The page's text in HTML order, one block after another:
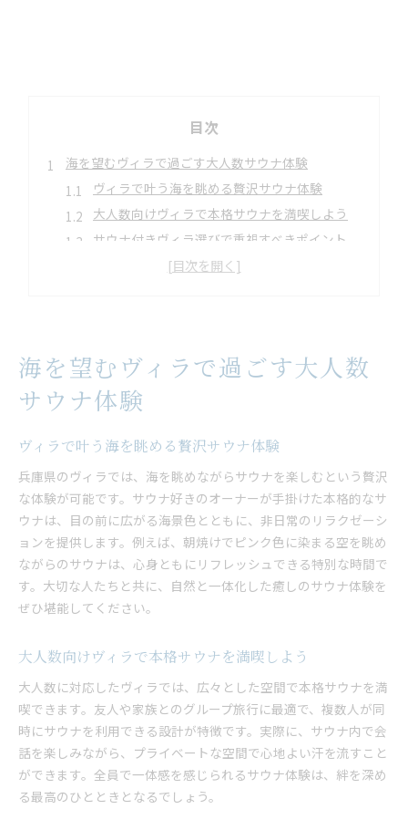
目次
海を望むヴィラで過ごす大人数サウナ体験
ヴィラで叶う海を眺める贅沢サウナ体験
大人数向けヴィラで本格サウナを満喫しよう
サウナ付きヴィラ選びで重視すべきポイント
関西のヴィラで楽しむサウナとバーベキュー
ヴィラで大人数バーベキューを楽しむコツ
サウナ付きヴィラで非日常バーベキュー体験
兵庫県の大人数向けヴィラの魅力を探る
サウナ付きプライベートヴィラでゆったり休日
グランピング気分でヴィラバーベキュー満喫
グループ旅行ならヴィラのサウナ付き滞在が最適
大人数旅行に最適なヴィラのサウナ設備
プライベートヴィラでリラックス体験を共有
関西のサウナ付きグランピングも注目
ヴィラで味わう非日常のサウナリトリート
サウナ付きヴィラで味わう非日常のリトリート
心と身体を癒すヴィラのサウナ時間
サウナ付きグランピングで贅沢な休息を
インフィニティーチェアで整いを深める方法
自然に囲まれたヴィラでサウナリラックス
海を望むヴィラで過ごす大人数
サウナ体験
ヴィラで叶う海を眺める贅沢サウナ体験
兵庫県のヴィラでは、海を眺めながらサウナを楽しむという贅沢
な体験が可能です。サウナ好きのオーナーが手掛けた本格的なサ
ウナは、目の前に広がる海景色とともに、非日常のリラクゼーシ
ョンを提供します。例えば、朝焼けでピンク色に染まる空を眺め
ながらのサウナは、心身ともにリフレッシュできる特別な時間で
す。大切な人たちと共に、自然と一体化した癒しのサウナ体験を
ぜひ堪能してください。
大人数向けヴィラで本格サウナを満喫しよう
大人数に対応したヴィラでは、広々とした空間で本格サウナを満
喫できます。友人や家族とのグループ旅行に最適で、複数人が同
時にサウナを利用できる設計が特徴です。実際に、サウナ内で会
話を楽しみながら、プライベートな空間で心地よい汗を流すこと
ができます。全員で一体感を感じられるサウナ体験は、絆を深め
る最高のひとときとなるでしょう。